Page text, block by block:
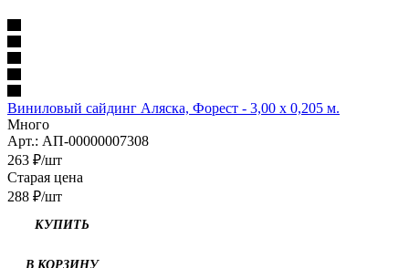
Виниловый сайдинг Аляска, Форест - 3,00 х 0,205 м.
Много
Арт.: АП-00000007308
263 ₽/шт
Старая цена
288 ₽/шт